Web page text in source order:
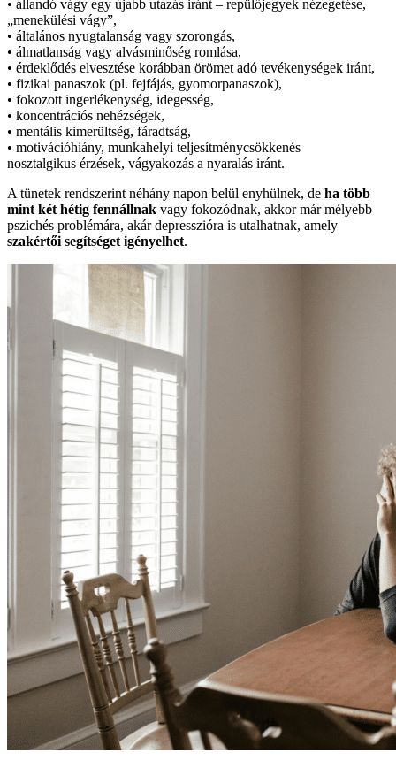
• állandó vágy egy újabb utazás iránt – repülőjegyek nézegetése,
„menekülési vágy”,
• általános nyugtalanság vagy szorongás,
• álmatlanság vagy alvásminőség romlása,
• érdeklődés elvesztése korábban örömet adó tevékenységek iránt,
• fizikai panaszok (pl. fejfájás, gyomorpanaszok),
• fokozott ingerlékenység, idegesség,
• koncentrációs nehézségek,
• mentális kimerültség, fáradtság,
• motivációhiány, munkahelyi teljesítménycsökkenés
nosztalgikus érzések, vágyakozás a nyaralás iránt.
A tünetek rendszerint néhány napon belül enyhülnek, de ha több
mint két hétig fennállnak vagy fokozódnak, akkor már mélyebb
pszichés problémára, akár depresszióra is utalhatnak, amely
szakértői segítséget igényelhet.